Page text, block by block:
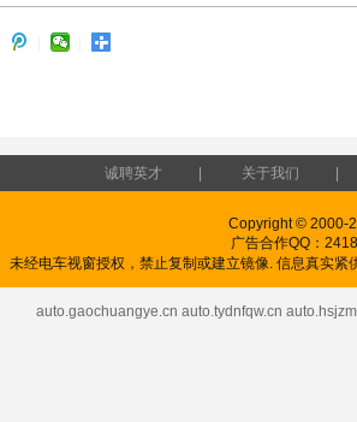
诚聘英才 关于我们
Copyright © 2000-
广告合作QQ：
未经电车视窗授权，禁止复制或建立镜像. 信息真实
auto.gaochuangye.cn auto.tydnfqw.cn